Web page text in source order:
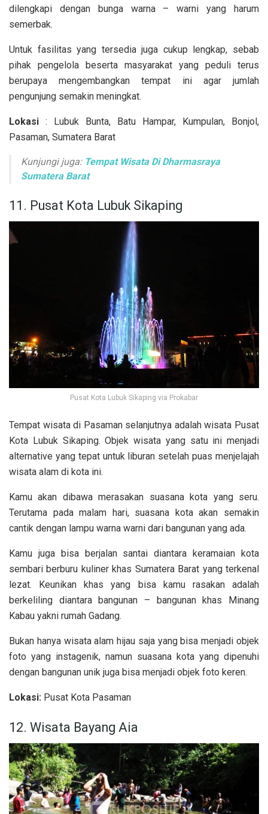
dilengkapi dengan bunga warna – warni yang harum
semerbak.
Untuk fasilitas yang tersedia juga cukup lengkap, sebab
pihak pengelola beserta masyarakat yang peduli terus
berupaya mengembangkan tempat ini agar jumlah
pengunjung semakin meningkat.
Lokasi : Lubuk Bunta, Batu Hampar, Kumpulan, Bonjol,
Pasaman, Sumatera Barat
Kunjungi juga: Tempat Wisata Di Dharmasraya
Sumatera Barat
11. Pusat Kota Lubuk Sikaping
Pusat Kota Lubuk Sikaping via Prokabar
Tempat wisata di Pasaman selanjutnya adalah wisata Pusat
Kota Lubuk Sikaping. Objek wisata yang satu ini menjadi
alternative yang tepat untuk liburan setelah puas menjelajah
wisata alam di kota ini.
Kamu akan dibawa merasakan suasana kota yang seru.
Terutama pada malam hari, suasana kota akan semakin
cantik dengan lampu warna warni dari bangunan yang ada.
Kamu juga bisa berjalan santai diantara keramaian kota
sembari berburu kuliner khas Sumatera Barat yang terkenal
lezat. Keunikan khas yang bisa kamu rasakan adalah
berkeliling diantara bangunan – bangunan khas Minang
Kabau yakni rumah Gadang.
Bukan hanya wisata alam hijau saja yang bisa menjadi objek
foto yang instagenik, namun suasana kota yang dipenuhi
dengan bangunan unik juga bisa menjadi objek foto keren.
Lokasi: Pusat Kota Pasaman
12. Wisata Bayang Aia